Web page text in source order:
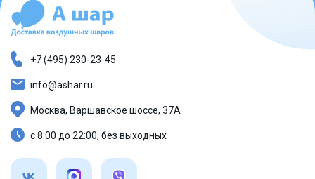
+7 (495) 230-23-45
info@ashar.ru
Москва, Варшавское шоссе, 37А
с 8:00 до 22:00, без выходных